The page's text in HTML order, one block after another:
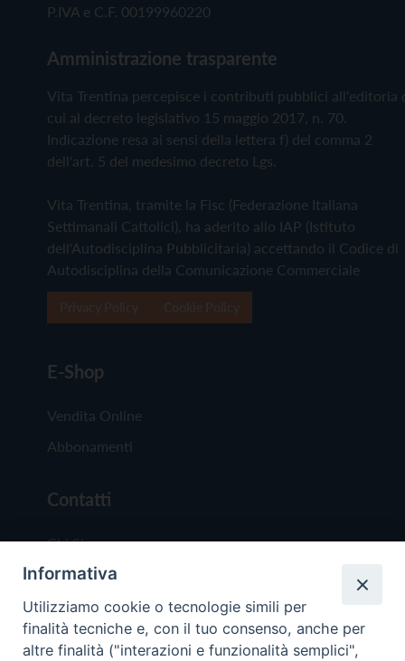
P.IVA e C.F. 00199960220
Amministrazione trasparente
Vita Trentina percepisce i contributi pubblici all'editoria
cui al decreto legislativo 15 maggio 2017, n. 70.
Indicazione resa ai sensi della lettera f) del comma 2
dell'art. 5 del medesimo decreto Lgs.
Vita Trentina, tramite la Fisc (Federazione Italiana
Settimanali Cattolici), ha aderito allo IAP (Istituto
dell'Autodisciplina Pubblicitaria) accettando il Codice di
Autodisciplina della Comunicazione Commerciale
E-Shop
Vendita Online
Abbonamenti
Contatti
Chi Siamo
Redazione
Scrivici
Informativa
Utilizziamo cookie o tecnologie simili per
finalità tecniche e, con il tuo consenso, anche per
altre finalità ("interazioni e funzionalità semplici",